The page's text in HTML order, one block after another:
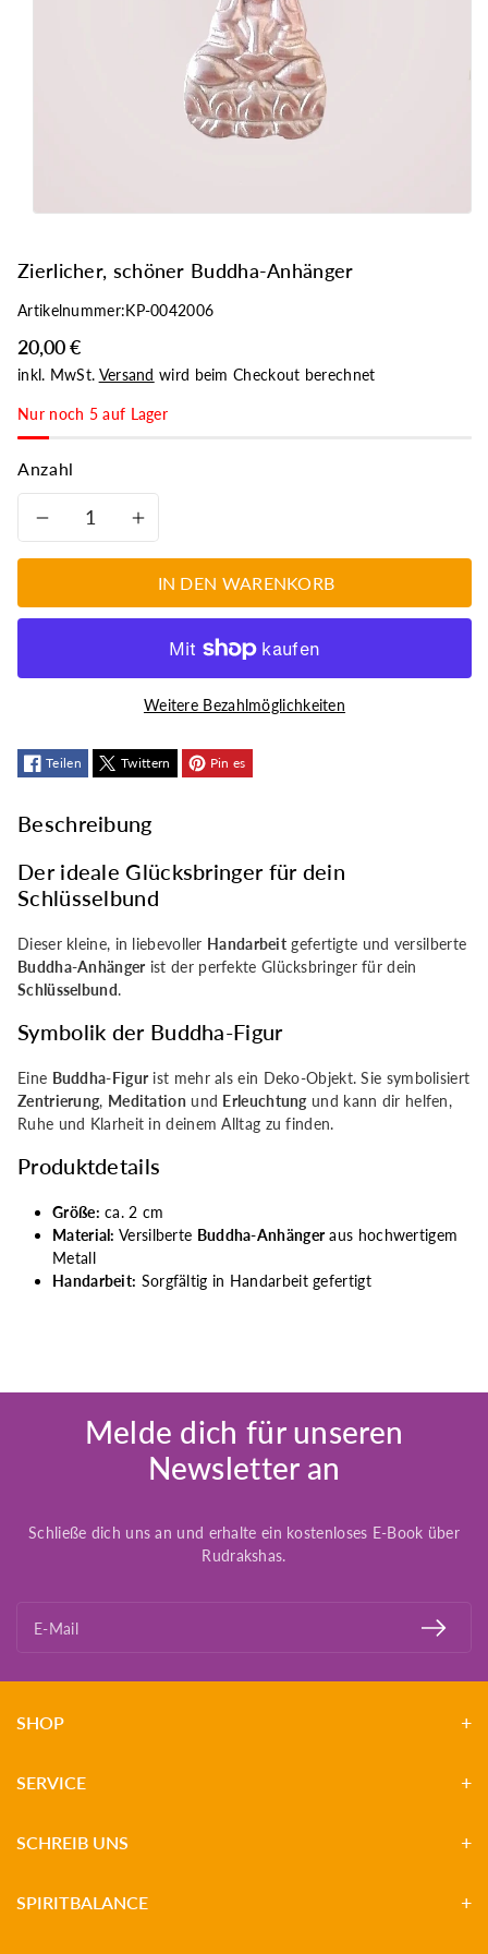
Zierlicher, schöner Buddha-Anhänger
Artikelnummer:KP-0042006
20,00 €
inkl. MwSt. Versand wird beim Checkout berechnet
Nur noch 5 auf Lager
Anzahl
Verringere
für
schöner
Buddha-
Anhänger
Erhöhe
die
Menge
für
Zierlicher,
schöner
Buddha-
Anhänger
IN DEN WARENKORB
Weitere Bezahlmöglichkeiten
Teilen Twittern Pin es
Beschreibung
Der ideale Glücksbringer für dein
Schlüsselbund
Dieser kleine, in liebevoller Handarbeit gefertigte und versilberte
Buddha-Anhänger ist der perfekte Glücksbringer für dein
Schlüsselbund.
Symbolik der Buddha-Figur
Eine Buddha-Figur ist mehr als ein Deko-Objekt. Sie symbolisiert
Zentrierung, Meditation und Erleuchtungund kann dir helfen,
Ruhe und Klarheit in deinem Alltag zu finden.
Produktdetails
Größe: ca. 2 cm
Material: Versilberte Buddha-Anhängeraus hochwertigem
Metall
Handarbeit: Sorgfältig in Handarbeit gefertigt
Melde dich für unseren
Newsletter an
Schließe dich uns an und erhalte ein kostenloses E-Book über
Rudrakshas.
E-Mail
SHOP
SERVICE
SCHREIB UNS
SPIRITBALANCE